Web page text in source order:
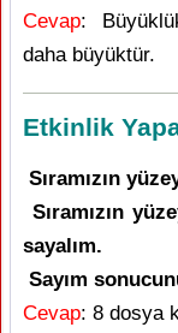
Cevap:
daha büyüktür.
Etkinlik
Sıramızın
Sıramızın
sayalım.
Sayım
Cevap: 8 dosya